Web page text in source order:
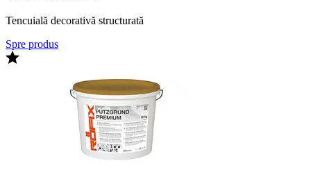
Tencuială decorativă structurată
Spre produs